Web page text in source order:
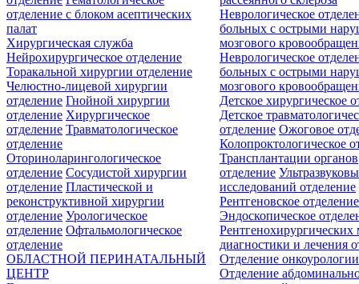
отделение c блоком асептических
палат
Неврологическое
больных с острыми
мозгового
Неврологическое
больных с острыми
мозгового
Хирургическая служба
Нейрохирургическое отделение
Торакальной хирургии отделение
Челюстно-лицевой хирургии
отделение Гнойной хирургии
отделение Хирургическое
отделение Травматологическое
отделение
Оториноларингологическое
отделение Сосудистой хирургии
отделение Пластической и
реконструктивной хирургии
отделение Урологическое
отделение Офтальмологическое
отделение
Детское хирургическое
Детское
отделение Ожоговое
Колопроктологическое
Трансплантации органов
отделение
исследований отделение
Рентгеновское отделение
Эндоскопическое
Рентгенохирургических
диагностики и лечения
Отделение онкоурологии
Отделение
ОБЛАСТНОЙ ПЕРИНАТАЛЬНЫЙ
ЦЕНТР